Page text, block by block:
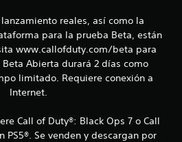
reales, así como la
para la prueba Beta, están
www.callofduty.com/beta para
Abierta durará 2 días como
limitado. Requiere conexión a
Internet.
Call of Duty®: Black Ops 7 o Call
PS5®. Se venden y descargan por